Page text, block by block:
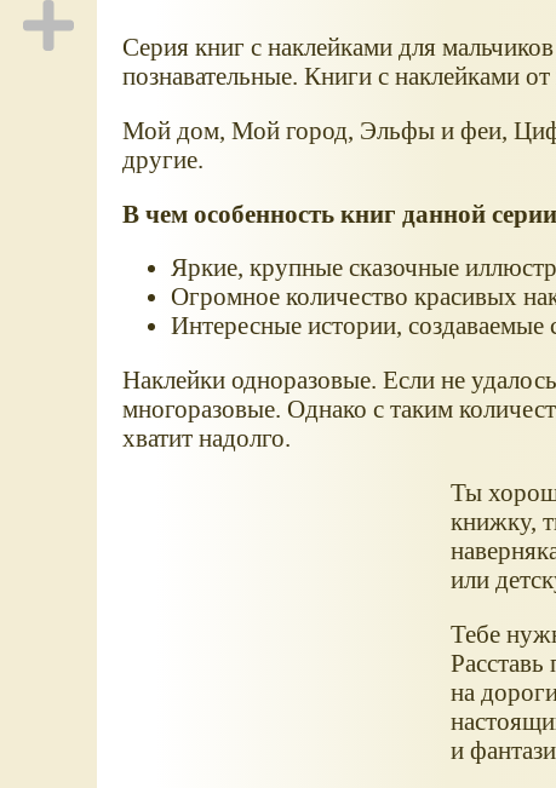
Серия книг с наклейками для
познавательные. Книги с наклейками от
Мой дом, Мой город, Эльфы и феи,
другие.
В чем особенность книг данной
Яркие, крупные сказочные
Огромное количество красивых
Интересные истории,
Наклейки одноразовые. Если не
многоразовые. Однако с таким
хватит надолго.
Ты
книжку,
или
Тебе
на
и